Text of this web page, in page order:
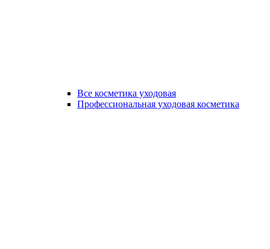
Все косметика уходовая
Профессиональная уходовая косметика